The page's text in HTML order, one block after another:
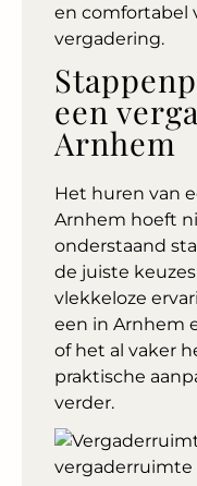
en comfortabel
vergadering.
een
Arnhem
Het huren van
Arnhem hoeft
onderstaand
de juiste
vlekkeloze
een in Arnhem
of het al vaker
praktische
verder.